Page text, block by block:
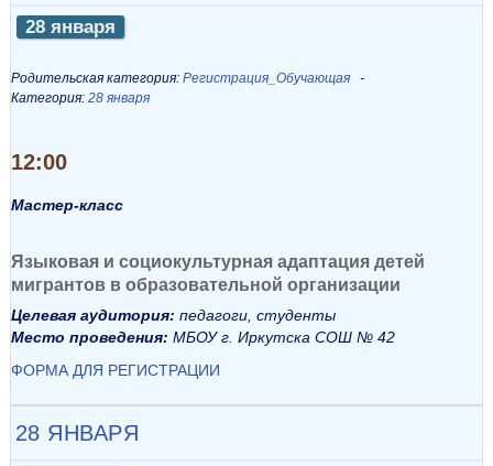
28 января
Родительская категория: Регистрация_Обучающая
Категория: 28 января
12:00
Мастер-класс
Языковая и социокультурная адаптация детей
мигрантов в образовательной организации
Целевая аудитория: педагоги, студенты
Место проведения: МБОУ г. Иркутска СОШ № 42
ФОРМА ДЛЯ РЕГИСТРАЦИИ
28 ЯНВАРЯ